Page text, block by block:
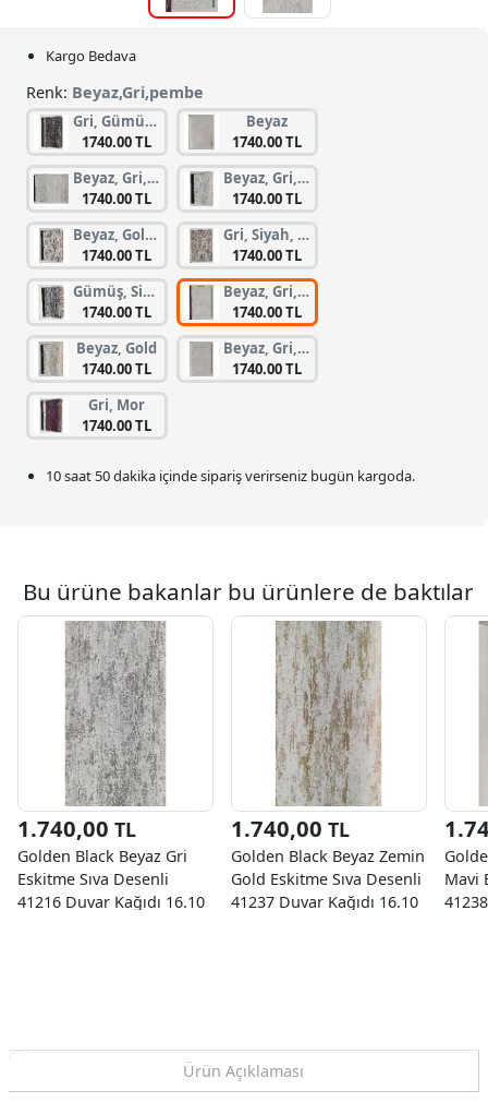
Kargo Bedava
Renk: Beyaz,Gri,pembe
Gri, Gümüş, Siyah
1740.00 TL
Beyaz
1740.00 TL
Beyaz, Gri, Sarı
1740.00 TL
Beyaz, Gri, Koyu Gri
1740.00 TL
Beyaz, Gold, Siyah
1740.00 TL
Gri, Siyah, Vizon
1740.00 TL
Gümüş, Siyah
1740.00 TL
Beyaz, Gri, pembe
1740.00 TL
Beyaz, Gold
1740.00 TL
Beyaz, Gri, Mavi
1740.00 TL
Gri, Mor
1740.00 TL
10 saat 50 dakika içinde sipariş verirseniz bugün kargoda.
Bu ürüne bakanlar bu ürünlere de baktılar
1.740,00 TL
Golden Black Beyaz Gri
Eskitme Sıva Desenli
41216 Duvar Kağıdı 16.10
1.740,00 TL
Golden Black Beyaz Zemin
Gold Eskitme Sıva Desenli
41237 Duvar Kağıdı 16.10
Mavi
Ürün Açıklaması